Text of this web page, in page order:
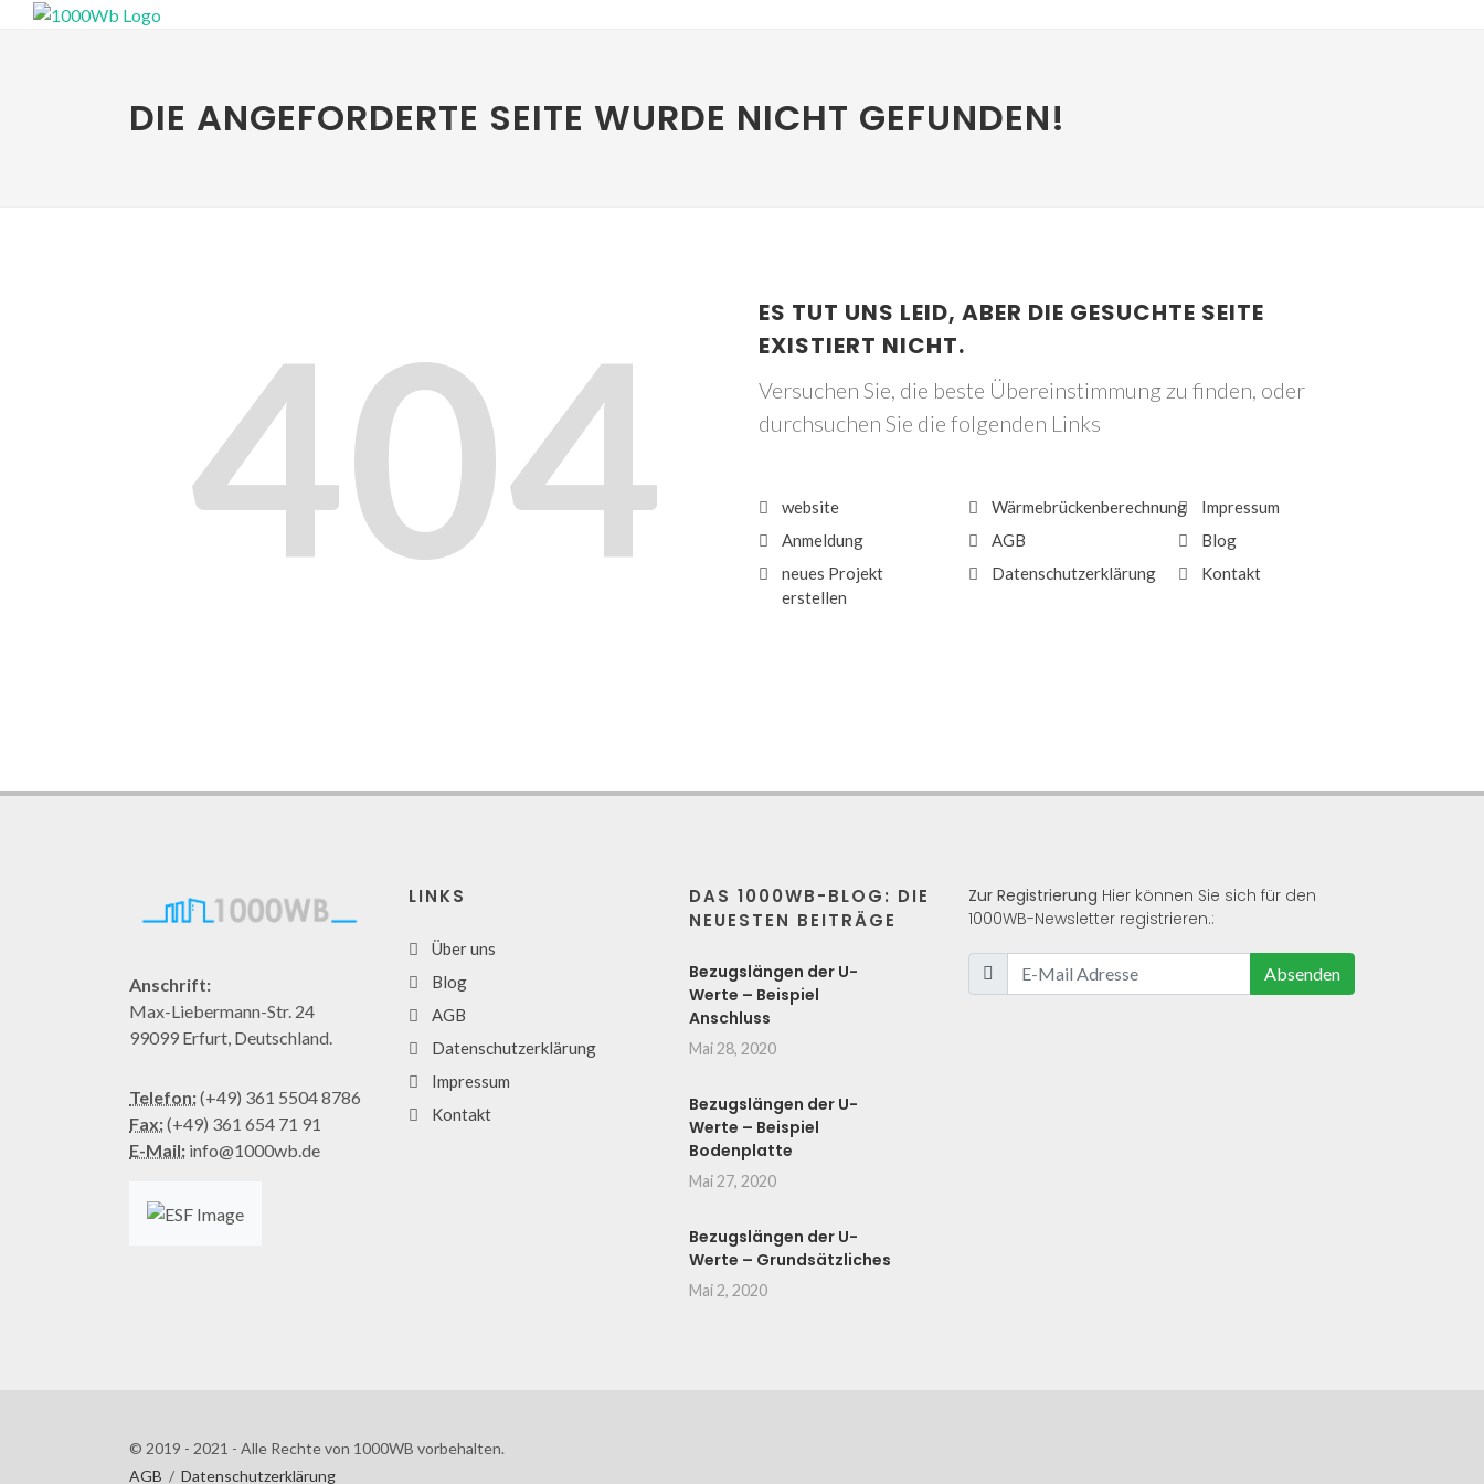
DIE ANGEFORDERTE SEITE WURDE NICHT GEFUNDEN!
404
ES TUT UNS LEID, ABER DIE GESUCHTE SEITE
EXISTIERT NICHT.
Versuchen Sie, die beste Übereinstimmung zu finden, oder
durchsuchen Sie die folgenden Links
website
Anmeldung
neues Projekt
erstellen
Wärmebrückenberechnung
AGB
Datenschutzerklärung
Impressum
Blog
Kontakt
Anschrift:
Max-Liebermann-Str. 24
99099 Erfurt, Deutschland.
Telefon:(+49) 361 5504 8786
Fax:(+49) 361 654 71 91
E-Mail: info@1000wb.de
LINKS
Über uns
Blog
AGB
Datenschutzerklärung
Impressum
Kontakt
DAS 1000WB-BLOG: DIE
NEUESTEN BEITRÄGE
Bezugslängen der U-
Werte – Beispiel
Anschluss
Mai 28, 2020
Bezugslängen der U-
Werte – Beispiel
Bodenplatte
Mai 27, 2020
Bezugslängen der U-
Werte – Grundsätzliches
Mai 2, 2020
Zur Registrierung Hier können Sie sich für den
1000WB-Newsletter registrieren.:
Absenden
© 2019 - 2021 - Alle Rechte von 1000WB vorbehalten.
AGB / Datenschutzerklärung